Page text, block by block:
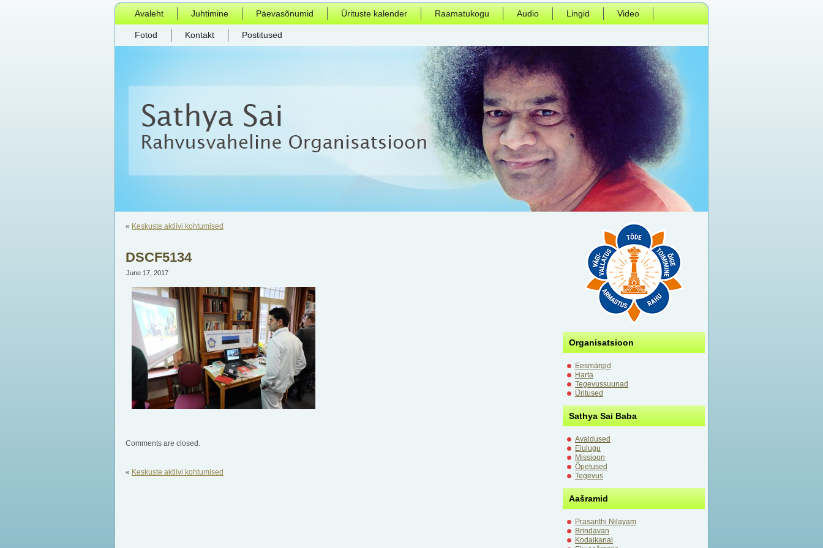
Avaleht Juhtimine Päevasõnumid Ürituste kalender Raamatukogu Audio Lingid Video
Fotod Kontakt Postitused
« Keskuste aktiivi kohtumised
DSCF5134
June 17, 2017
Comments are closed.
« Keskuste aktiivi kohtumised
Organisatsioon
Eesmärgid
Harta
Tegevussuunad
Üritused
Sathya Sai Baba
Avaldused
Elulugu
Missioon
Õpetused
Tegevus
Aašramid
Prasanthi Nilayam
Brindavan
Kodaikanal